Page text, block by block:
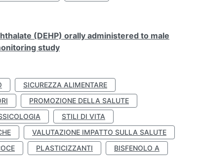
(DEHP) orally administered to male
study
SICUREZZA ALIMENTARE
PROMOZIONE DELLA SALUTE
STILI DI VITA
VALUTAZIONE IMPATTO SULLA SALUTE
PLASTICIZZANTI
BISFENOLO A